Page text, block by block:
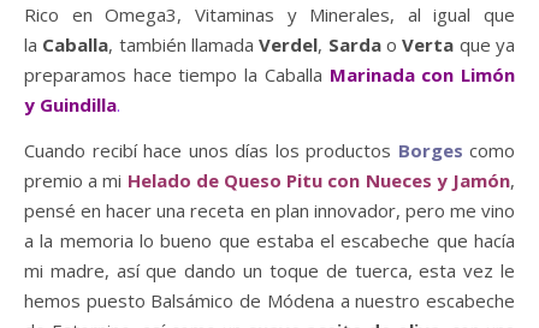
Rico en Omega3, Vitaminas y Minerales, al igual que
la Caballa, también llamada Verdel, SardaoVerta que ya
preparamos hace tiempo la Caballa Marinada con Limón
y Guindilla.
Cuando recibí hace unos días los productos Borges como
premio a mi Helado de Queso Pitu con Nueces y Jamón,
pensé en hacer una receta en plan innovador, pero me vino
a la memoria lo bueno que estaba el escabeche que hacía
mi madre, así que dando un toque de tuerca, esta vez le
hemos puesto Balsámico de Módena a nuestro escabeche